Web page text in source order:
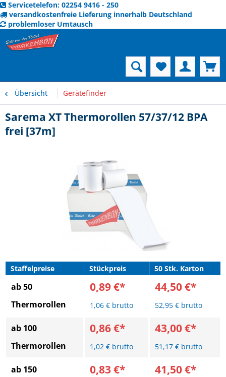
Servicetelefon: 02254 9416 - 250
versandkostenfreie Lieferung innerhalb Deutschland
problemloser Umtausch
Übersicht Gerätefinder
Sarema XT Thermorollen 57/37/12 BPA
frei [37m]
Staffelpreise Stückpreis 50 Stk. Karton
ab 50
Thermorollen
0,89 €*
1,06 € brutto
44,50 €*
52,95 € brutto
ab 100
Thermorollen
0,86 €*
1,02 € brutto
43,00 €*
51,17 € brutto
ab 150
0,83 €* 41,50 €*